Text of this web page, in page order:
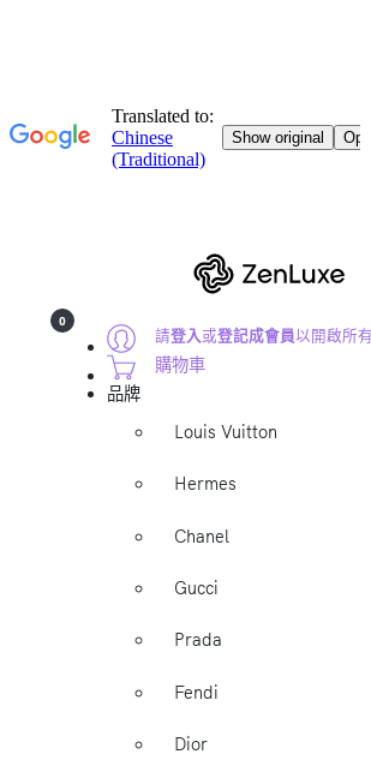
請登入或登記成會員以開啟所
0
購物車
品牌
Louis Vuitton
Hermes
Chanel
Gucci
Prada
Fendi
Dior